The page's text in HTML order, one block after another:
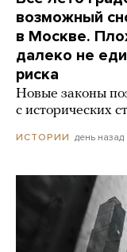
возможный
в Москве.
далеко не
риска
Новые законы
с исторических
ИСТОРИИ день назад